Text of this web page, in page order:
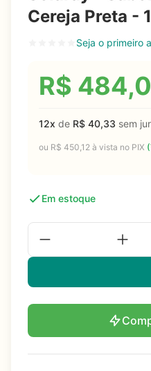
Cereja Preta -
Seja o primeiro
R$
12x de R$ 40,33 sem
ou R$ 450,12 à vista no PIX
Em estoque